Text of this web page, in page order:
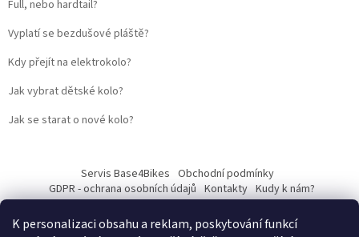
K personalizaci obsahu a reklam, poskytování funkcí
Full, nebo hardtail?
Vyplatí se bezdušové pláště?
Kdy přejít na elektrokolo?
Jak vybrat dětské kolo?
Jak se starat o nové kolo?
Servis Base4Bikes Obchodní podmínky
GDPR - ochrana osobních údajů Kontakty Kudy k nám?